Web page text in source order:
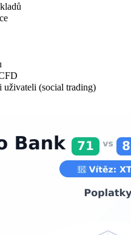
uživateli (social trading)